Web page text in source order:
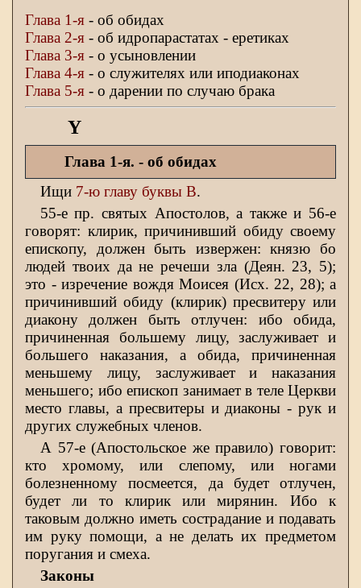
Глава 1-я - об обидах
Глава 2-я - об идропарастатах - еретиках
Глава 3-я - о усыновлении
Глава 4-я - о служителях или иподиаконах
Глава 5-я - о дарении по случаю брака
Υ
Глава 1-я. - об обидах
Ищи 7-ю главу буквы Β.
55-е пр. святых Апостолов, а также и 56-е
говорят: клирик, причинивший обиду своему
епископу, должен быть извержен: князю бо
людей твоих да не речеши зла (Деян. 23, 5);
это - изречение вождя Моисея (Исх. 22, 28); а
причинивший обиду (клирик) пресвитеру или
диакону должен быть отлучен: ибо обида,
причиненная большему лицу, заслуживает и
большего наказания, а обида, причиненная
меньшему лицу, заслуживает и наказания
меньшего; ибо епископ занимает в теле Церкви
место главы, а пресвитеры и диаконы - рук и
других служебных членов.
А 57-е (Апостольское же правило) говорит:
кто хромому, или слепому, или ногами
болезненному посмеется, да будет отлучен,
будет ли то клирик или мирянин. Ибо к
таковым должно иметь сострадание и подавать
им руку помощи, а не делать их предметом
поругания и смеха.
Законы